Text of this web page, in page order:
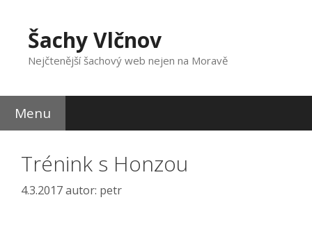
obsahŠachy Vlčnov
Nejčtenější šachový web nejen na Moravě
Menu
Trénink s Honzou
4.3.2017autor: petr